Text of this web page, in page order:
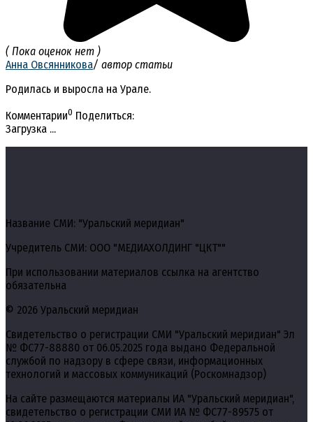
( Пока оценок нет )
Анна Овсянникова/ автор статьи
Родилась и выросла на Урале.
Комментарии0 Поделиться:
Загрузка ...
Название СМИ: "Уральский меридиан"
Учредитель СМИ: ООО "МЕДИАХОЛДИНГ "ЦКТ""
При использовании материалов ссылка на агентство
обязательна
© 2026 Уральский меридиан
Свидетельство о регистрации СМИ "Уральский меридиан" Эл
№ ФС77-88880 от 06.05.2025 года выдано Федеральной
службой по надзору в сфере связи, информационных
технологий и массовых коммуникаций (Роскомнадзор)
На сайте размещаются материалы ИА "Уральский меридиан",
свидетельство о регистрации СМИ ИА № ФС77-89575 от